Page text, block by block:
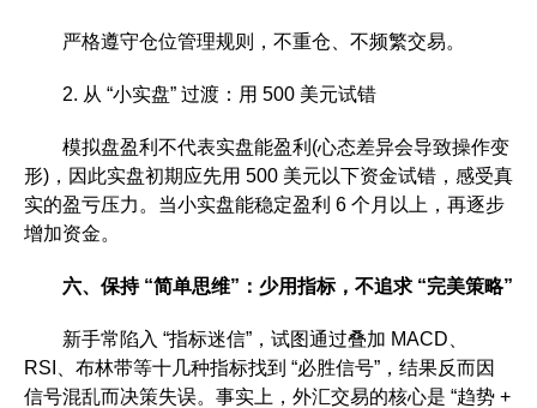
严格遵守仓位管理规则，不重仓、不频繁交易。
2. 从 “小实盘” 过渡：用 500 美元试错
模拟盘盈利不代表实盘能盈利(心态差异会导致操作变
形)，因此实盘初期应先用 500 美元以下资金试错，感受真
实的盈亏压力。当小实盘能稳定盈利 6 个月以上，再逐步
增加资金。
六、保持 “简单思维”：少用指标，不追求 “完美策略”
新手常陷入 “指标迷信”，试图通过叠加 MACD、
RSI、布林带等十几种指标找到 “必胜信号”，结果反而因
信号混乱而决策失误。事实上，外汇交易的核心是 “趋势 +